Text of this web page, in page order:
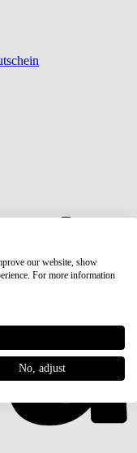
our website, show
For more information
No, adjust